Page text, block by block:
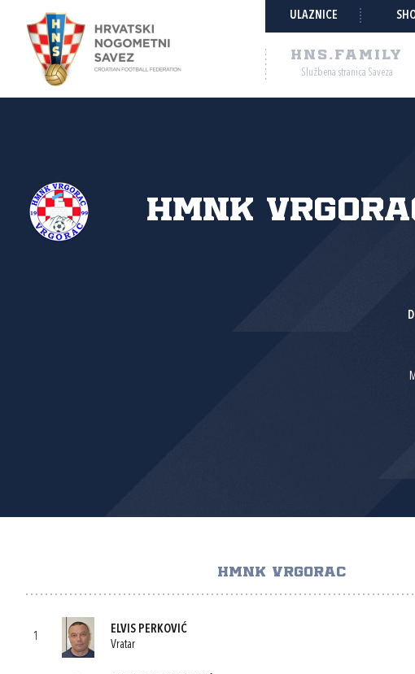
ULAZNICE
HNS.FAMILY
Službena stranica Saveza
HMNK
HMNK VRGORAC
1
ELVIS PERKOVIĆ
Vratar